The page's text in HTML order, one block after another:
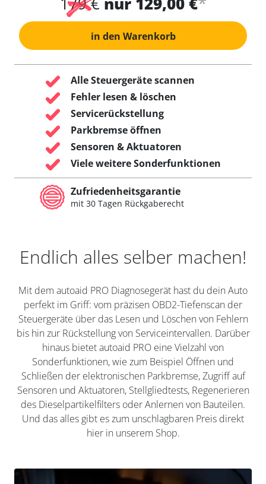
in den Warenkorb
Alle Steuergeräte scannen
Fehler lesen & löschen
Servicerückstellung
Parkbremse öffnen
Sensoren & Aktuatoren
Viele weitere Sonderfunktionen
Zufriedenheitsgarantie
mit 30 Tagen Rückgaberecht
Endlich alles selber machen!
Mit dem autoaid PRO Diagnosegerät hast du dein Auto
perfekt im Griff: vom präzisen OBD2-Tiefenscan der
Steuergeräte über das Lesen und Löschen von Fehlern
bis hin zur Rückstellung von Serviceintervallen. Darüber
hinaus bietet autoaid PRO eine Vielzahl von
Sonderfunktionen, wie zum Beispiel Öffnen und
Schließen der elektronischen Parkbremse, Zugriff auf
Sensoren und Aktuatoren, Stellgliedtests, Regenerieren
des Dieselpartikelfilters oder Anlernen von Bauteilen.
Und das alles gibt es zum unschlagbaren Preis direkt
hier in unserem Shop.